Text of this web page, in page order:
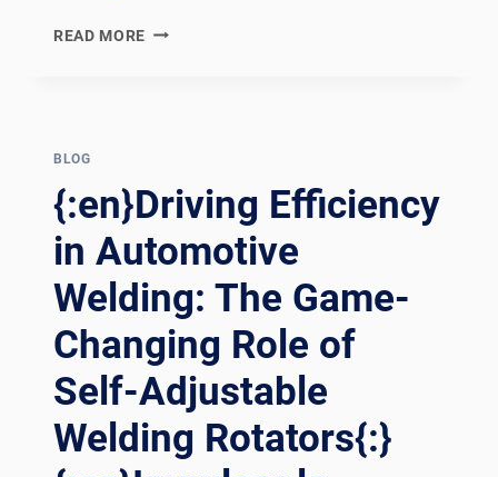
READ MORE WUXI
COMPARISON
FOR
HEAVY-
CAPACITY
PRESSURE
VESSEL
PROJECTS
BLOG
{:en}Driving Efficiency
in Automotive
Welding: The Game-
Changing Role of
Self-Adjustable
Welding Rotators{:}